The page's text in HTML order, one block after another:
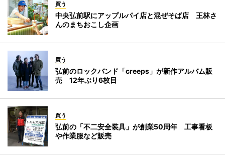
買う
中央弘前駅にアップルパイ店と混ぜそば店 王林さ
んのまちおこし企画
買う
弘前のロックバンド「creeps」が新作アルバム販
売 12年ぶり6枚目
買う
弘前の「不二安全装具」が創業50周年 工事看板
や作業服など販売